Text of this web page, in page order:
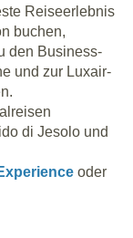
Reiseerlebnis
buchen,
den Business-
und zur Luxair-
di Jesolo und
oder